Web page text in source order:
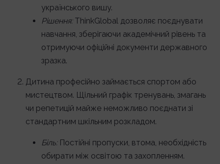
українського вишу.
Рішення:ThinkGlobal дозволяє поєднувати
навчання, зберігаючи академічний рівень та
отримуючи офіційні документи державного
зразка.
Дитина професійно займається спортом або
мистецтвом. Щільний графік тренувань, змагань
чи репетицій майже неможливо поєднати зі
стандартним шкільним розкладом.
Біль:Постійні пропуски, втома, необхідність
обирати між освітою та захопленням.